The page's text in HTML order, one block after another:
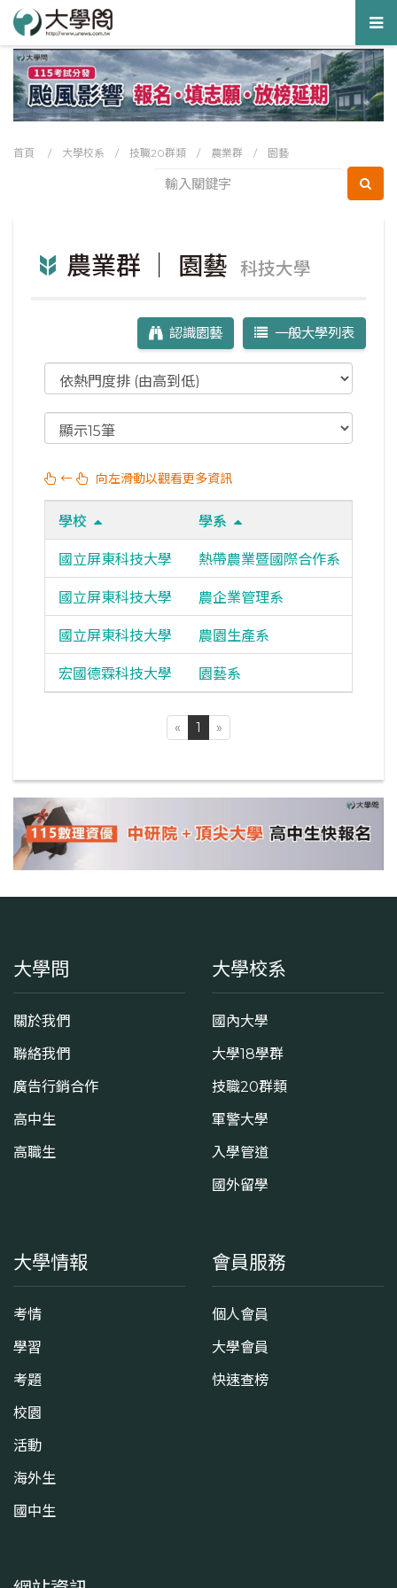
首頁 / 大學校系 / 技職20群類 / 農業群 / 園藝
農業群 ｜ 園藝 科技大學
一般大學列表
認識園藝
← 向左滑動以觀看更多資訊
學校 學系
國立屏東科技大學
熱帶農業暨國際合作系
國立屏東科技大學
農企業管理系
國立屏東科技大學
農園生產系
宏國德霖科技大學
園藝系
« 1 »
大學問
關於我們
聯絡我們
廣告行銷合作
高中生
高職生
大學校系
國內大學
大學18學群
技職20群類
軍警大學
入學管道
國外留學
大學情報
考情
學習
考題
校園
活動
海外生
國中生
會員服務
個人會員
大學會員
快速查榜